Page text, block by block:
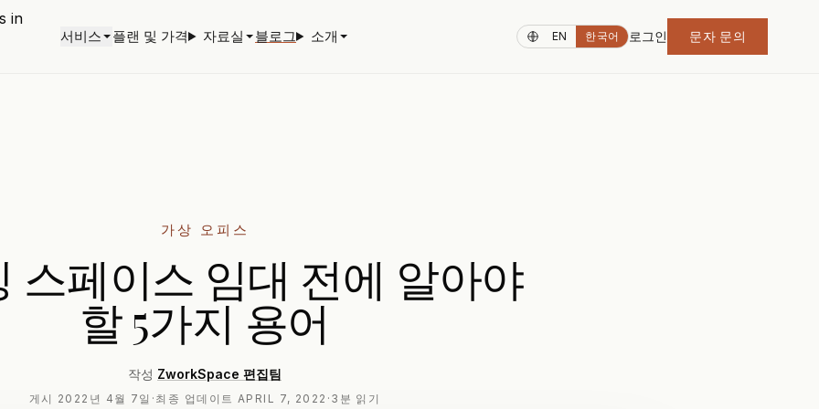
서비스 플랜 및 가격 자료실 블로그 소개 EN 한국어 로그인 문자 문의
가상 오피스
스페이스 임대 전에 알아야
할 5가지 용어
작성 ZworkSpace 편집팀
게시 2022년 4월 7일 · 최종 업데이트 APRIL 7, 2022 · 3분 읽기